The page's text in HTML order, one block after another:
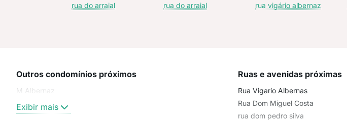
rua do arraial rua do arraial rua vigário albernaz
Outros condomínios próximos
M Albernaz
Exibir mais
Ruas e avenidas próximas
Rua Vigario Albernas
Rua Dom Miguel Costa
rua dom pedro silva